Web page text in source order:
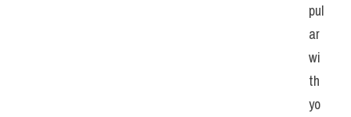
pul
ar
wi
th
yo